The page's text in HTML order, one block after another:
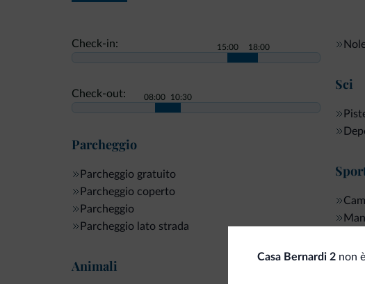
Check-in: 15:00 18:00
Check-out: 08:00 10:30
Parcheggio
Parcheggio gratuito
Parcheggio coperto
Parcheggio
Parcheggio lato strada
Animali
Sci
Casa Bernardi 2 non